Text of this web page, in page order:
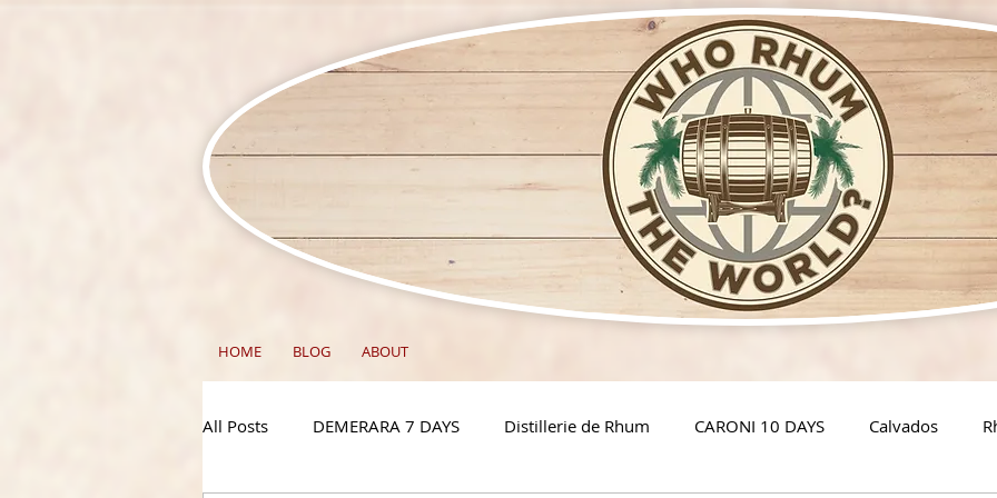
HOME BLOG ABOUT
All Posts DEMERARA 7 DAYS Distillerie de Rhum CARONI 10 DAYS Calvados